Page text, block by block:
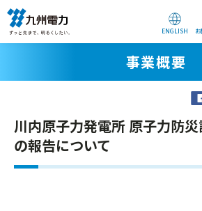
ENGLISH
事業概要
川内原子力発電所 原子力防
の報告について